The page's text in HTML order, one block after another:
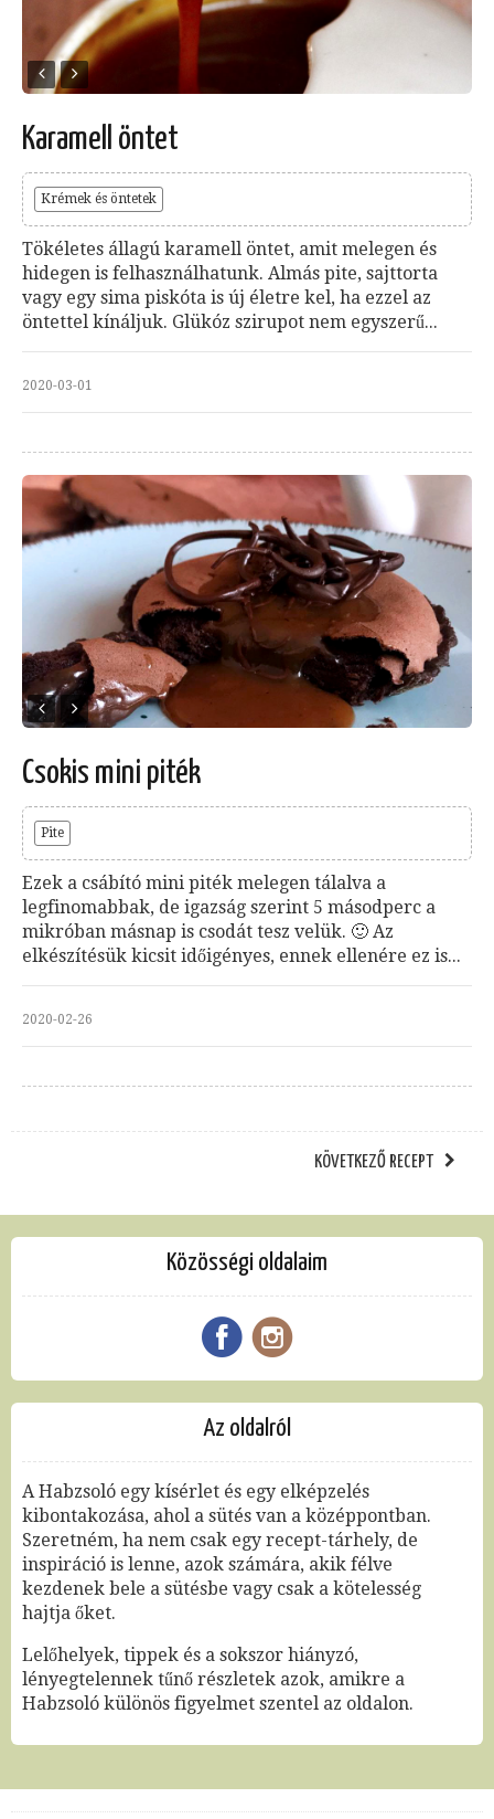
Karamell öntet
Krémek és öntetek
Tökéletes állagú karamell öntet, amit melegen és
hidegen is felhasználhatunk. Almás pite, sajttorta
vagy egy sima piskóta is új életre kel, ha ezzel az
öntettel kínáljuk. Glükóz szirupot nem egyszerű...
2020-03-01
Csokis mini piték
Pite
Ezek a csábító mini piték melegen tálalva a
legfinomabbak, de igazság szerint 5 másodperc a
mikróban másnap is csodát tesz velük. 🙂 Az
elkészítésük kicsit időigényes, ennek ellenére ez is...
2020-02-26
KÖVETKEZŐ RECEPT
Közösségi oldalaim
Az oldalról
A Habzsoló egy kísérlet és egy elképzelés
kibontakozása, ahol a sütés van a középpontban.
Szeretném, ha nem csak egy recept-tárhely, de
inspiráció is lenne, azok számára, akik félve
kezdenek bele a sütésbe vagy csak a kötelesség
hajtja őket.
Lelőhelyek, tippek és a sokszor hiányzó,
lényegtelennek tűnő részletek azok, amikre a
Habzsoló különös figyelmet szentel az oldalon.